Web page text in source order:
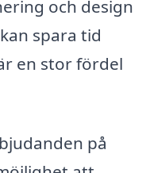
och design
spara tid
en stor fördel
på